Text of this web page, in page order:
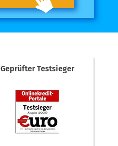
Geprüfter Testsieger